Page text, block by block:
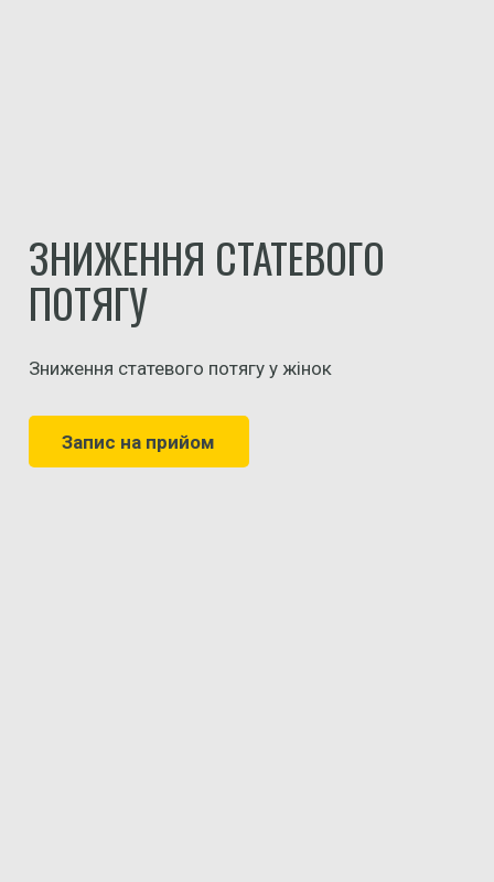
ЗНИЖЕННЯ СТАТЕВОГО
ПОТЯГУ
Зниження статевого потягу у жінок
Запис на прийом